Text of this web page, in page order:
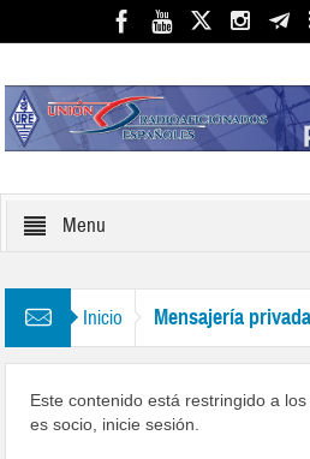
Menu
Inicio Mensajería privada
Este contenido está restringido a
es socio, inicie sesión.